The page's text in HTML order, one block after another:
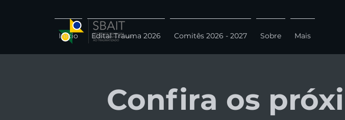
Início Edital Trauma 2026 Comitês 2026 - 2027 Sobre Mais
Confira os